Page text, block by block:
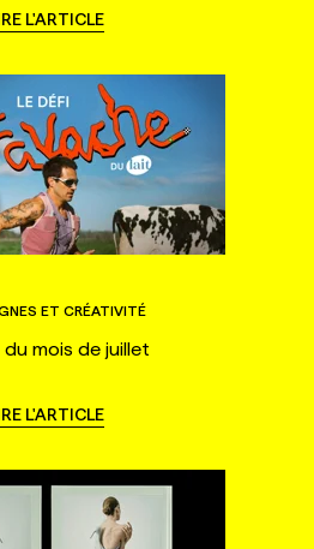
L'ARTICLE
ET CRÉATIVITÉ
du mois de juillet
L'ARTICLE